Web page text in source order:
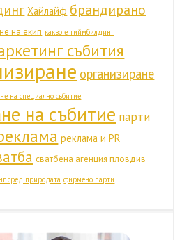
Хайлайф брандирано
на екип какво е тиймбилдинг
събития
организиране
на специално събитие
на събитие парти
реклама и PR
сватбена агенция пловдив
сред природата фирмено парти